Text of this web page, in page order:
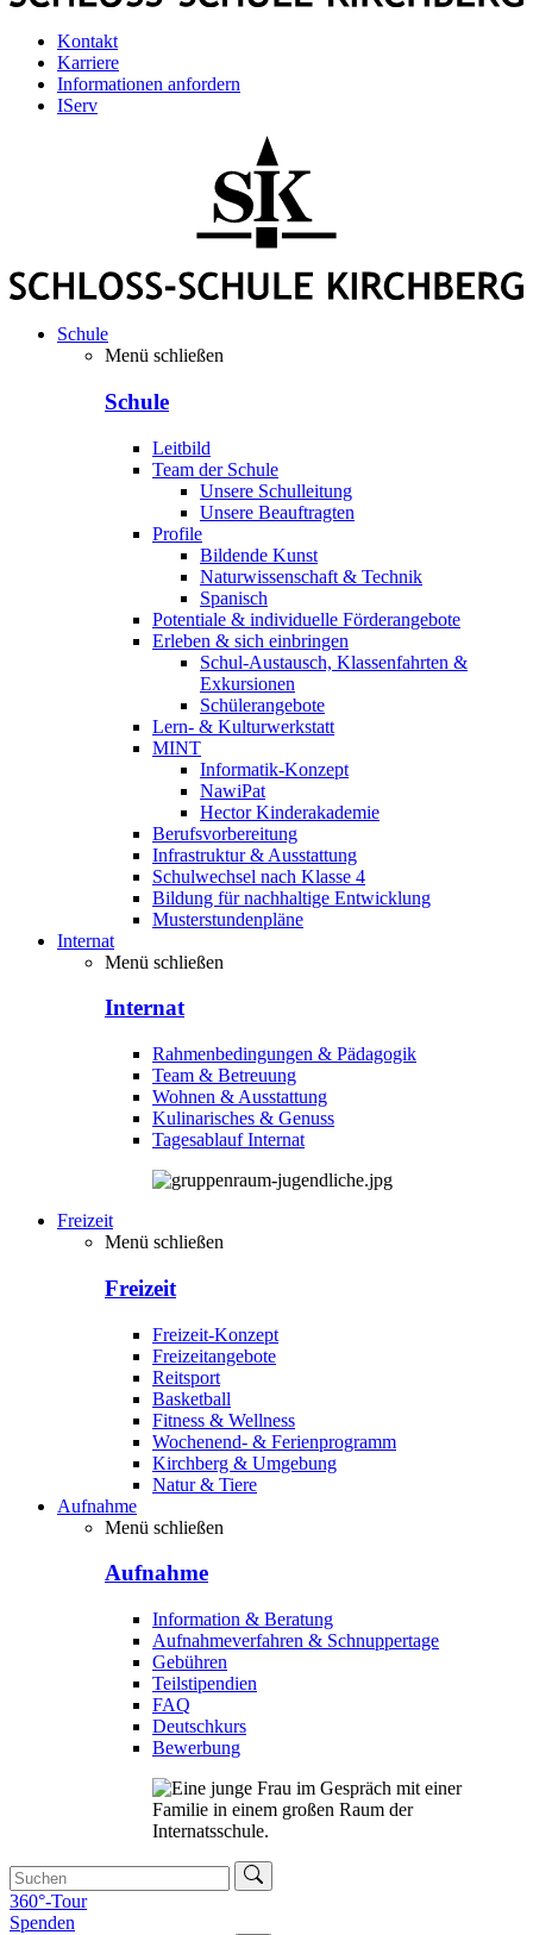
Kontakt
Karriere
Informationen anfordern
IServ
Schule
Menü schließen
Schule
Leitbild
Team der Schule
Unsere Schulleitung
Unsere Beauftragten
Profile
Bildende Kunst
Naturwissenschaft & Technik
Spanisch
Potentiale & individuelle Förderangebote
Erleben & sich einbringen
Schul-Austausch, Klassenfahrten &
Exkursionen
Schülerangebote
Lern- & Kulturwerkstatt
MINT
Informatik-Konzept
NawiPat
Hector Kinderakademie
Berufsvorbereitung
Infrastruktur & Ausstattung
Schulwechsel nach Klasse 4
Bildung für nachhaltige Entwicklung
Musterstundenpläne
Internat
Menü schließen
Internat
Rahmenbedingungen & Pädagogik
Team & Betreuung
Wohnen & Ausstattung
Kulinarisches & Genuss
Tagesablauf Internat
Freizeit
Menü schließen
Freizeit
Freizeit-Konzept
Freizeitangebote
Reitsport
Basketball
Fitness & Wellness
Wochenend- & Ferienprogramm
Kirchberg & Umgebung
Natur & Tiere
Aufnahme
Menü schließen
Aufnahme
Information & Beratung
Aufnahmeverfahren & Schnuppertage
Gebühren
Teilstipendien
FAQ
Deutschkurs
Bewerbung
360°-Tour
Spenden